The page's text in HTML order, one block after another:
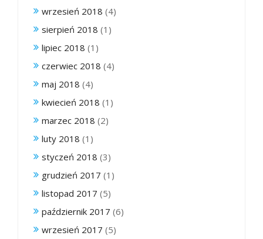
wrzesień 2018 (4)
sierpień 2018 (1)
lipiec 2018 (1)
czerwiec 2018 (4)
maj 2018 (4)
kwiecień 2018 (1)
marzec 2018 (2)
luty 2018 (1)
styczeń 2018 (3)
grudzień 2017 (1)
listopad 2017 (5)
październik 2017 (6)
wrzesień 2017 (5)